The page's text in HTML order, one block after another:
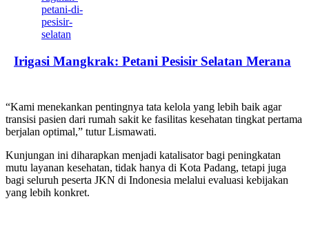
Irigasi Mangkrak: Petani Pesisir Selatan Merana
“Kami menekankan pentingnya tata kelola yang lebih baik agar
transisi pasien dari rumah sakit ke fasilitas kesehatan tingkat pertama
berjalan optimal,” tutur Lismawati.
Kunjungan ini diharapkan menjadi katalisator bagi peningkatan
mutu layanan kesehatan, tidak hanya di Kota Padang, tetapi juga
bagi seluruh peserta JKN di Indonesia melalui evaluasi kebijakan
yang lebih konkret.